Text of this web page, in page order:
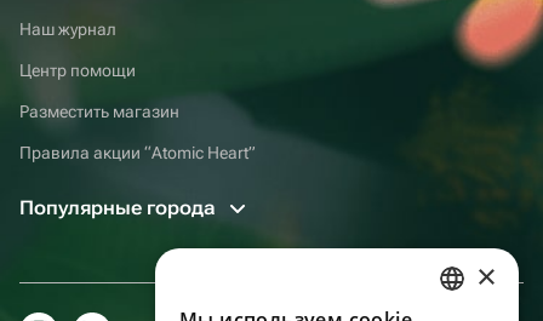
Наш журнал
Центр помощи
Разместить магазин
Правила акции “Atomic Heart”
Популярные города
×